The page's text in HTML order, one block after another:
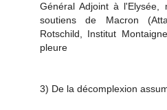
Général Adjoint à l'Elysée,
soutiens de Macron
Rotschild, Institut
pleure
3) De la décomplexion